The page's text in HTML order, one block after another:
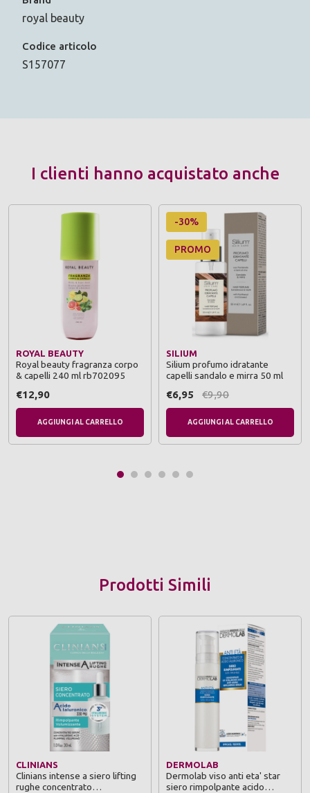
royal beauty
Codice articolo
S157077
I clienti hanno acquistato anche
ROYAL BEAUTY
Royal beauty fragranza corpo
& capelli 240 ml rb702095
€12,90
AGGIUNGI AL CARRELLO
-30%
PROMO
SILIUM
Silium profumo idratante
capelli sandalo e mirra 50 ml
€6,95 €9,90
AGGIUNGI AL CARRELLO
Prodotti Simili
CLINIANS
Clinians intense a siero lifting
rughe concentrato
DERMOLAB
Dermolab viso anti eta' star
siero rimpolpante acido